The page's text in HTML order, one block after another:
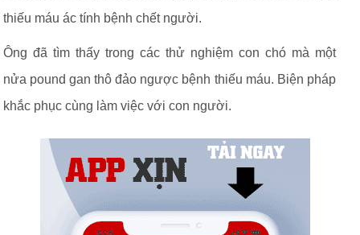
thiếu máu ác tính bệnh chết người.
Ông đã tìm thấy trong các thử nghiệm con chó mà một
nửa pound gan thô đảo ngược bệnh thiếu máu. Biện pháp
khắc phục cùng làm việc với con người.